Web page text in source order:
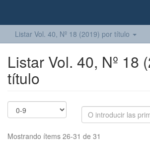
Listar Vol. 40, Nº 18 (2019) por título
Listar Vol. 40, Nº 18
título
Mostrando ítems 26-31 de 31